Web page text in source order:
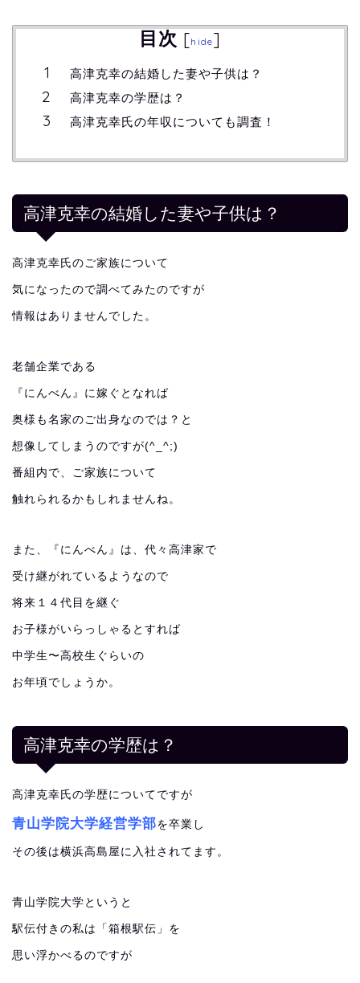
目次 [hide]
高津克幸の結婚した妻や子供は？
高津克幸の学歴は？
高津克幸氏の年収についても調査！
高津克幸の結婚した妻や子供は？
高津克幸氏のご家族について
気になったので調べてみたのですが
情報はありませんでした。
老舗企業である
『にんべん』に嫁ぐとなれば
奥様も名家のご出身なのでは？と
想像してしまうのですが(^_^;)
番組内で、ご家族について
触れられるかもしれませんね。
また、『にんべん』は、代々高津家で
受け継がれているようなので
将来１４代目を継ぐ
お子様がいらっしゃるとすれば
中学生〜高校生ぐらいの
お年頃でしょうか。
高津克幸の学歴は？
高津克幸氏の学歴についてですが
青山学院大学経営学部を卒業し
その後は横浜高島屋に入社されてます。
青山学院大学というと
駅伝付きの私は「箱根駅伝」を
思い浮かべるのですが